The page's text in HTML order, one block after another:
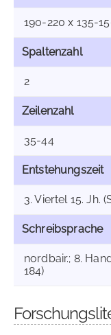
190-220 x 135-
Spaltenzahl
2
Zeilenzahl
35-44
Entstehungszeit
3. Viertel 15. Jh.
Schreibsprache
nordbair.; 8.
184)